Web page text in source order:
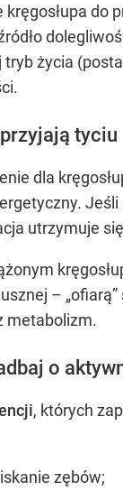
do
życia
tyciu
dla
utrzymuje
–
metabolizm.
o
, których
zębów;